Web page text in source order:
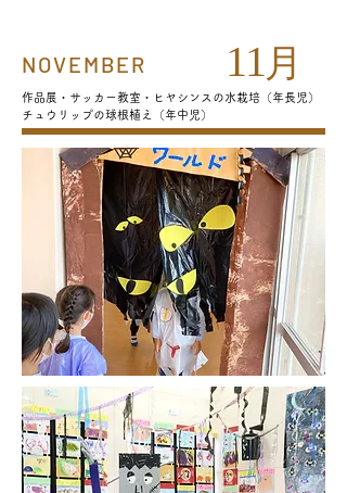
NOVEMBER 11月
作品展・サッカー教室・ヒヤシンスの水栽培（年長児）
チュウリップの球根植え（年中児）